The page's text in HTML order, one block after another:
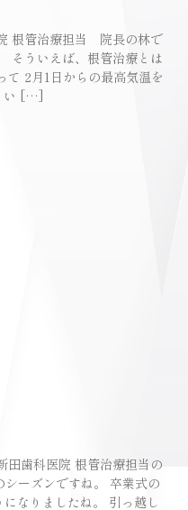
根管治療担当 院長の林で
そういえば、根管治療とは
て 2月1日からの最高気温を
い […]
歯科医院 根管治療担当の
ーズンですね。 卒業式の
なりましたね。 引っ越し